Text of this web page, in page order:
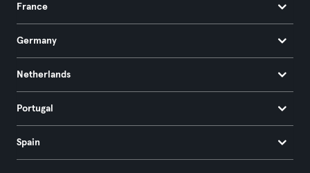
France
Germany
Netherlands
Portugal
Spain